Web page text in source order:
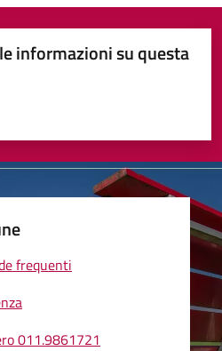
informazioni su questa
su 5
su 5
frequenti
011.9861721